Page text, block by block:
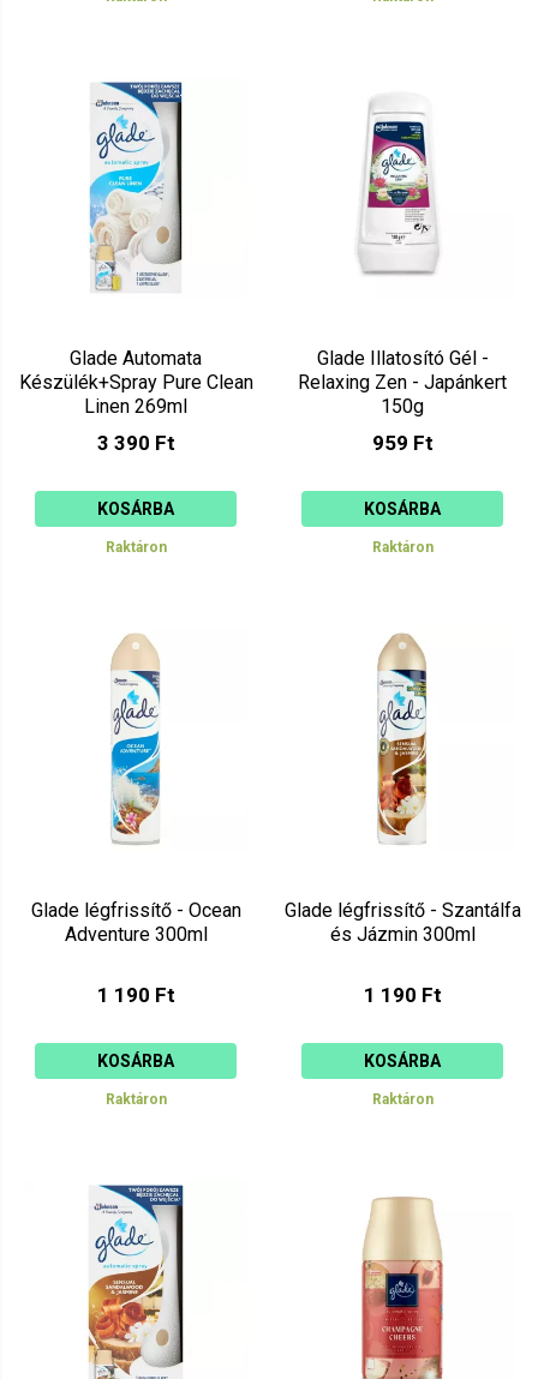
Glade Automata
Készülék+Spray Pure Clean
Linen 269ml
3 390 Ft
KOSÁRBA
Raktáron
Glade Illatosító Gél -
Relaxing Zen - Japánkert
150g
959 Ft
KOSÁRBA
Raktáron
Glade légfrissítő - Ocean
Adventure 300ml
1 190 Ft
KOSÁRBA
Raktáron
Glade légfrissítő - Szantálfa
és Jázmin 300ml
1 190 Ft
KOSÁRBA
Raktáron